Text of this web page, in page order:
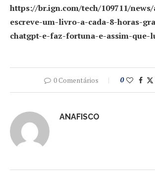
https://br.ign.com/tech/109711/
escreve-um-livro-a-cada-8-horas-
chatgpt-e-faz-fortuna-e-assim-que-
0 Comentários 0
ANAFISCO